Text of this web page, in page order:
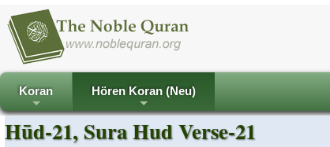
+
Koran
+
Hören Koran (Neu)
Hūd-21, Sura Hud Verse-21